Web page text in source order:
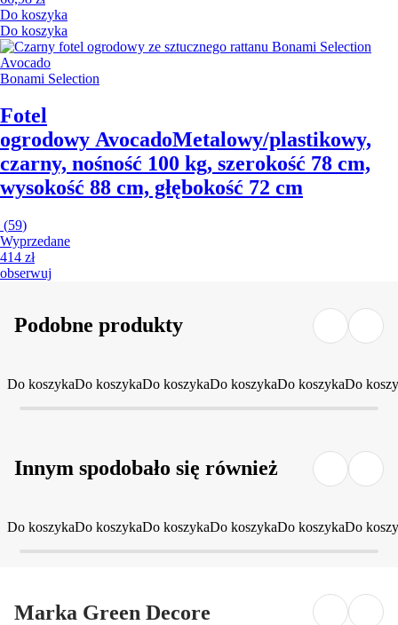
Do koszyka
Do koszyka
Bonami Selection
Fotel
ogrodowy AvocadoMetalowy/plastikowy,
czarny, nośność 100 kg, szerokość 78 cm,
wysokość 88 cm, głębokość 72 cm
(59)
Wyprzedane
414 zł
obserwuj
Podobne produkty
Do koszykaDo koszykaDo koszykaDo koszykaDo koszykaDo
Innym spodobało się również
Do koszykaDo koszykaDo koszykaDo koszykaDo koszykaDo
Marka Green Decore